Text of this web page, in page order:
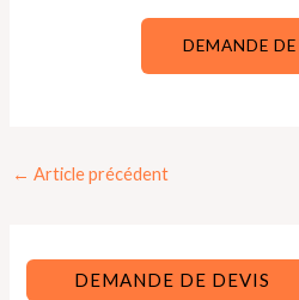
DEMANDE
Navigation
← Article précédent
DEMANDE DE DEVIS